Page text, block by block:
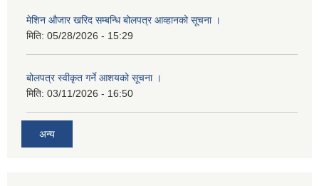
मेशिन औजार खरिद सम्बन्धि बोलपत्र आव्हानको सूचना ।
मिति: 05/28/2026 - 15:29
बोलपत्र स्वीकृत गर्ने आशयको सूचना ।
मिति: 03/11/2026 - 16:50
अन्य